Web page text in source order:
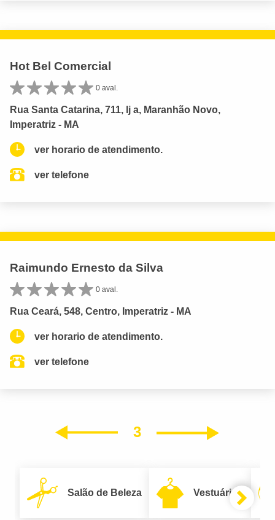
Hot Bel Comercial
0 aval.
Rua Santa Catarina, 711, lj a, Maranhão Novo,
Imperatriz - MA
ver horario de atendimento.
ver telefone
Raimundo Ernesto da Silva
0 aval.
Rua Ceará, 548, Centro, Imperatriz - MA
ver horario de atendimento.
ver telefone
3
Salão de Beleza Vestuário